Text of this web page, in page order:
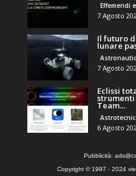
Effemeridi
7 Agosto
Il futuro
lunare
7 Agosto
Eclissi
strumenti
Team...
6 Agosto
Pubblicità:
Copyright © 1997 - 2024